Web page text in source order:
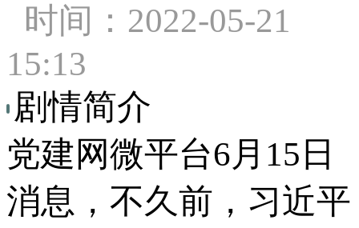
时间：2022-05-21
15:13
剧情简介
党建网微平台6月15日
消息，不久前，习近平